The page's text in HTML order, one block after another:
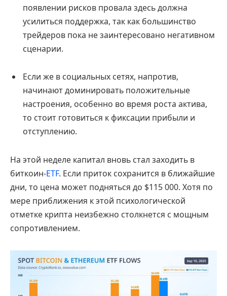
появлении рисков провала здесь должна
усилиться поддержка, так как большинство
трейдеров пока не заинтересовано негативном
сценарии.
Если же в социальных сетях, напротив,
начинают доминировать положительные
настроения, особенно во время роста актива,
то стоит готовиться к фиксации прибыли и
отступлению.
На этой неделе капитал вновь стал заходить в
биткоин-ETF. Если приток сохранится в ближайшие
дни, то цена может подняться до $115 000. Хотя по
мере приближения к этой психологической
отметке крипта неизбежно столкнется с мощным
сопротивлением.